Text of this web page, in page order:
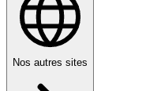
Nos autres sites